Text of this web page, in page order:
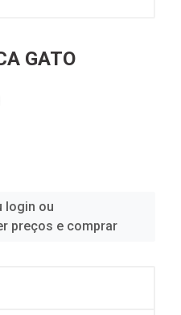
GATO
login ou
preços e comprar